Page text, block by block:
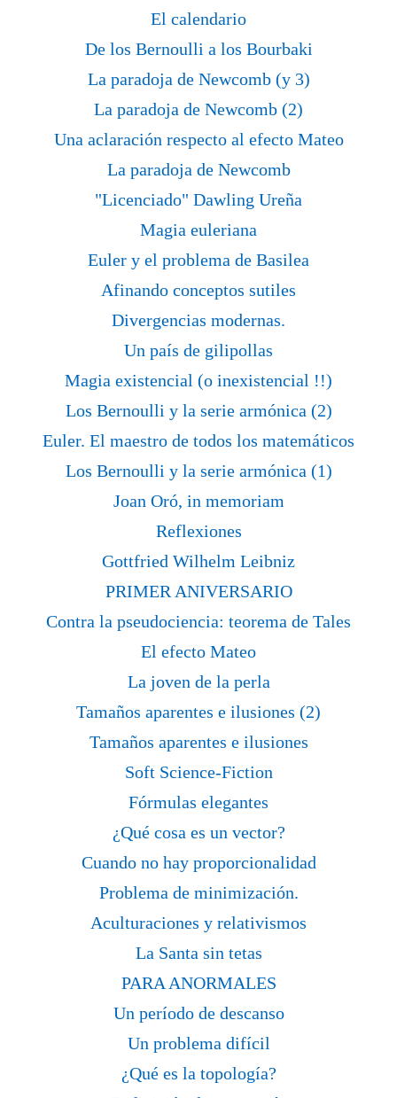
El calendario
De los Bernoulli a los Bourbaki
La paradoja de Newcomb (y 3)
La paradoja de Newcomb (2)
Una aclaración respecto al efecto Mateo
La paradoja de Newcomb
"Licenciado" Dawling Ureña
Magia euleriana
Euler y el problema de Basilea
Afinando conceptos sutiles
Divergencias modernas.
Un país de gilipollas
Magia existencial (o inexistencial !!)
Los Bernoulli y la serie armónica (2)
Euler. El maestro de todos los matemáticos
Los Bernoulli y la serie armónica (1)
Joan Oró, in memoriam
Reflexiones
Gottfried Wilhelm Leibniz
PRIMER ANIVERSARIO
Contra la pseudociencia: teorema de Tales
El efecto Mateo
La joven de la perla
Tamaños aparentes e ilusiones (2)
Tamaños aparentes e ilusiones
Soft Science-Fiction
Fórmulas elegantes
¿Qué cosa es un vector?
Cuando no hay proporcionalidad
Problema de minimización.
Aculturaciones y relativismos
La Santa sin tetas
PARA ANORMALES
Un período de descanso
Un problema difícil
¿Qué es la topología?